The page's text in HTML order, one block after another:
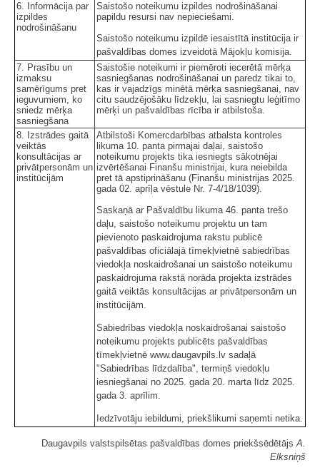
6. Informācija par
izpildes
nodrošināšanu
Saistošo noteikumu izpildes nodrošināšanai
papildu resursi nav nepieciešami.
Saistošo noteikumu izpildē iesaistītā institūcija ir
pašvaldības domes izveidotā Mājokļu komisija.
7. Prasību un
izmaksu
samērīgums pret
ieguvumiem, ko
sniedz mērķa
sasniegšana
Saistošie noteikumi ir piemēroti iecerētā mērķa
sasniegšanas nodrošināšanai un paredz tikai to,
kas ir vajadzīgs minētā mērķa sasniegšanai, nav
citu saudzējošāku līdzekļu, lai sasniegtu leģitīmo
mērķi un pašvaldības rīcība ir atbilstoša.
8. Izstrādes gaitā
veiktās
konsultācijas ar
privātpersonām un
institūcijām
Atbilstoši Komercdarbības atbalsta kontroles
likuma 10. panta pirmajai daļai, saistošo
noteikumu projekts tika iesniegts sākotnējai
izvērtēšanai Finanšu ministrijai, kura neiebilda
pret tā apstiprināšanu (Finanšu ministrijas 2025.
gada 02. aprīļa vēstule Nr. 7-4/18/1039).
Saskaņā ar Pašvaldību likuma 46. panta trešo
daļu, saistošo noteikumu projektu un tam
pievienoto paskaidrojuma rakstu publicē
pašvaldības oficiālajā tīmekļvietnē sabiedrības
viedokļa noskaidrošanai un saistošo noteikumu
paskaidrojuma rakstā norāda projekta izstrādes
gaitā veiktās konsultācijas ar privātpersonām un
institūcijām.
Sabiedrības viedokļa noskaidrošanai saistošo
noteikumu projekts publicēts pašvaldības
tīmekļvietnē www.daugavpils.lv sadaļā
"Sabiedrības līdzdalība", termiņš viedokļu
iesniegšanai no 2025. gada 20. marta līdz 2025.
gada 3. aprīlim.
Iedzīvotāju iebildumi, priekšlikumi saņemti netika.
Daugavpils valstspilsētas pašvaldības domes priekšsēdētājsA.
Elksniņš